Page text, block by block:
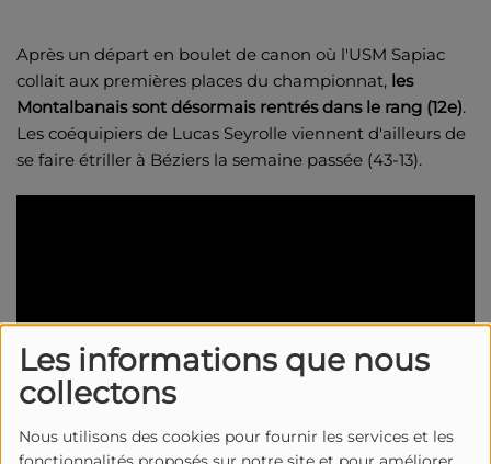
Les informations que nous
collectons
Nous utilisons des cookies pour fournir les services et les
Après un départ en boulet de canon où l'USM Sapiac
collait aux premières places du championnat, les
Montalbanais sont désormais rentrés dans le rang (12e).
Les coéquipiers de Lucas Seyrolle viennent d'ailleurs de
se faire étriller à Béziers la semaine passée (43-13).